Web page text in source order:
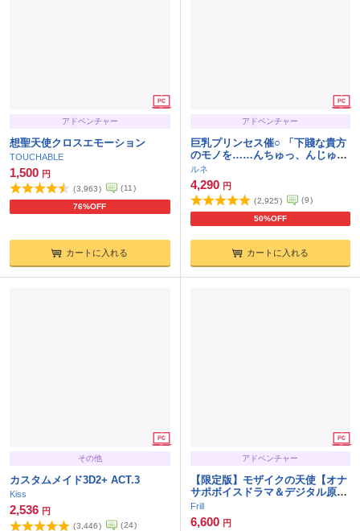
アドベンチャー
想聖天使クロスエモーション
TOUCHABLE
1,500 円
76%OFF
(3,963) (11 )
カートに入れる
アドベンチャー
巨乳プリンセス催○ 「下賤な貴方
のモノを……んちゅっ、んじゅる
るる……れろっ、しゃぶったりす
るものですか！」
ルネ
4,290 円
50%OFF
(2,925) (9)
カートに入れる
その他
カスタムメイド3D2+ ACT.3
Kiss
2,536 円
(3,446) (24)
アドベンチャー
【限定版】モザイクの天使【オナ
サポボイスドラマ＆デジタル原
画・設定資料集付き】
Frill
6,600 円